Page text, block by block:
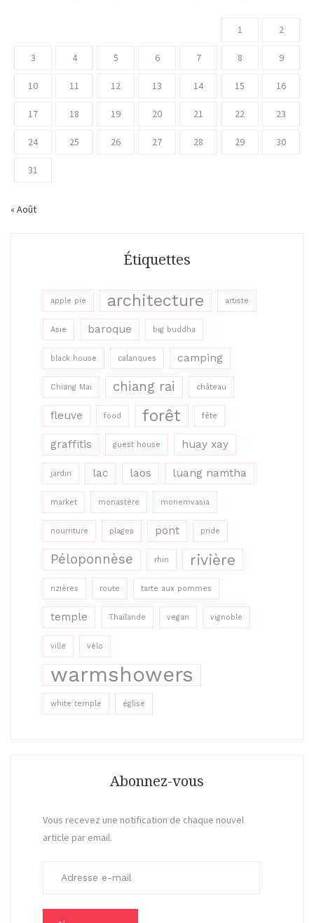
1 2
3 4 5 6 7 8 9
10 11 12 13 14 15 16
17 18 19 20 21 22 23
24 25 26 27 28 29 30
31
« Août
Étiquettes
apple pie architecture artiste
Asie baroque big buddha
black house calanques camping
Chiang Mai chiang rai château
fleuve food forêt fête
graffitis guest house huay xay
jardin lac laos luang namtha
market monastère monemvasia
nourriture plages pont pride
Péloponnèse rhin rivière
rizières route tarte aux pommes
temple Thaïlande vegan vignoble
ville vélo
warmshowers
white temple église
Abonnez-vous
Vous recevez une notification de chaque nouvel
article par email.